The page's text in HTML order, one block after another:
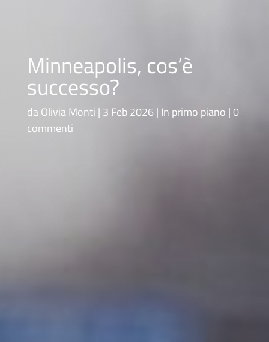
Minneapolis, cos’è
successo?
daOlivia Monti 3 Feb 2026 In primo piano 0
commenti